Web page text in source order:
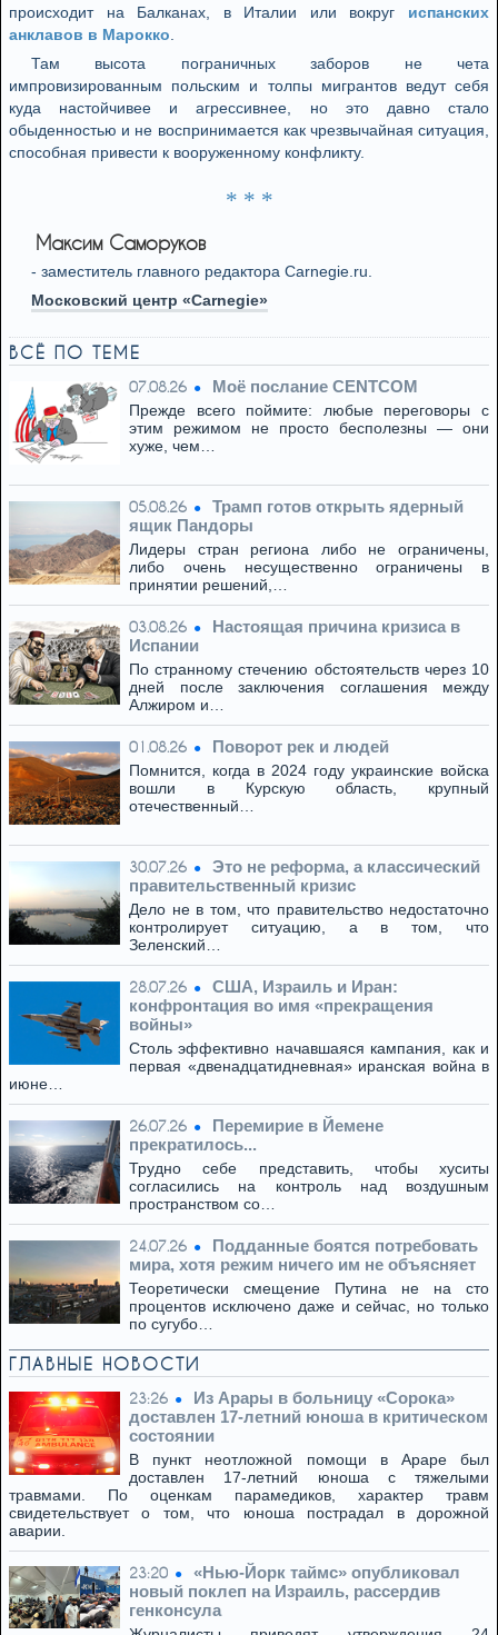
происходит на Балканах, в Италии или вокруг испанских
анклавов в Марокко
Там высота пограничных заборов не чета
импровизированным польским и толпы мигрантов ведут себя
куда настойчивее и агрессивнее, но это давно стало
обыденностью и не воспринимается как чрезвычайная ситуация,
способная привести к вооруженному конфликту.
* * *
Максим Саморуков
- заместитель главного редактора Carnegie.ru.
Московский центр «Carnegie»
ВСЁ ПО ТЕМЕ
07.08.26 Моё послание CENTCOM
Прежде всего поймите: любые переговоры с
этим режимом не просто бесполезны — они
хуже, чем…
05.08.26
Трамп готов открыть ядерный
ящик Пандоры
Лидеры стран региона либо не ограничены,
либо очень несущественно ограничены в
принятии решений,…
03.08.26
Настоящая причина кризиса в
Испании
По странному стечению обстоятельств через 10
дней после заключения соглашения между
Алжиром и…
01.08.26 Поворот рек и людей
Помнится, когда в 2024 году украинские войска
вошли в Курскую область, крупный
отечественный…
30.07.26
Это не реформа, а классический
правительственный кризис
Дело не в том, что правительство недостаточно
контролирует ситуацию, а в том, что
Зеленский…
28.07.26
США, Израиль и Иран:
конфронтация во имя «прекращения
войны»
Столь эффективно начавшаяся кампания, как и
первая «двенадцатидневная» иранская война в
июне…
26.07.26
Перемирие в Йемене
прекратилось...
Трудно себе представить, чтобы хуситы
согласились на контроль над воздушным
пространством со…
24.07.26
Подданные боятся потребовать
мира, хотя режим ничего им не объясняет
Теоретически смещение Путина не на сто
процентов исключено даже и сейчас, но только
по сугубо…
ГЛАВНЫЕ НОВОСТИ
23:26
Из Арары в больницу «Сорока»
доставлен 17-летний юноша в критическом
состоянии
В пункт неотложной помощи в Араре был
доставлен 17-летний юноша с тяжелыми
травмами. По оценкам парамедиков, характер травм
свидетельствует о том, что юноша пострадал в дорожной
аварии.
23:20
«Нью-Йорк таймс» опубликовал
новый поклеп на Израиль, рассердив
генконсула